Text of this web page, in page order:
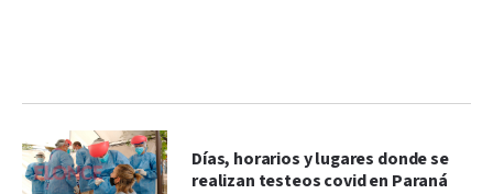
Días, horarios y lugares donde se
realizan testeos covid en Paraná